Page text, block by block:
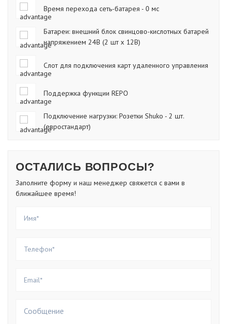
Время перехода сеть-батарея - 0 мс
Батареи: внешний блок свинцово-кислотных батарей
напряжением 24В (2 шт х 12В)
Слот для подключения карт удаленного управления
Поддержка функции REPO
Подключение нагрузки: Розетки Shuko - 2 шт.
(евростандарт)
ОСТАЛИСЬ ВОПРОСЫ?
Заполните форму и наш менеджер свяжется с вами в
ближайшее время!